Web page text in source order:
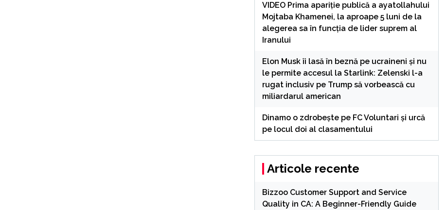
VIDEO Prima apariție publică a ayatollahului
Mojtaba Khamenei, la aproape 5 luni de la
alegerea sa în funcția de lider suprem al
Iranului
Elon Musk îi lasă în beznă pe ucraineni și nu
le permite accesul la Starlink: Zelenski l-a
rugat inclusiv pe Trump să vorbească cu
miliardarul american
Dinamo o zdrobește pe FC Voluntari și urcă
pe locul doi al clasamentului
Articole recente
Bizzoo Customer Support and Service
Quality in CA: A Beginner-Friendly Guide